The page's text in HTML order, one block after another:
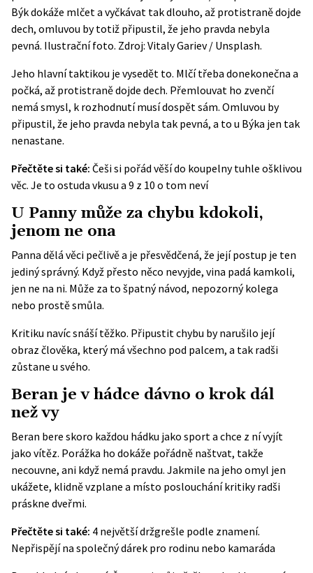
Býk dokáže mlčet a vyčkávat tak dlouho, až protistraně dojde
dech, omluvou by totiž připustil, že jeho pravda nebyla
pevná. Ilustrační foto. Zdroj: Vitaly Gariev / Unsplash.
Jeho hlavní taktikou je vysedět to. Mlčí třeba donekonečna a
počká, až protistraně dojde dech. Přemlouvat ho zvenčí
nemá smysl, k rozhodnutí musí dospět sám. Omluvou by
připustil, že jeho pravda nebyla tak pevná, a to u Býka jen tak
nenastane.
Přečtěte si také: Češi si pořád věší do koupelny tuhle ošklivou
věc. Je to ostuda vkusu a 9 z 10 o tom neví
U Panny může za chybu kdokoli,
jenom ne ona
Panna dělá věci pečlivě a je přesvědčená, že její postup je ten
jediný správný. Když přesto něco nevyjde, vina padá kamkoli,
jen ne na ni. Může za to špatný návod, nepozorný kolega
nebo prostě smůla.
Kritiku navíc snáší těžko. Připustit chybu by narušilo její
obraz člověka, který má všechno pod palcem, a tak radši
zůstane u svého.
Beran je v hádce dávno o krok dál
než vy
Beran bere skoro každou hádku jako sport a chce z ní vyjít
jako vítěz. Porážka ho dokáže pořádně naštvat, takže
necouvne, ani když nemá pravdu. Jakmile na jeho omyl jen
ukážete, klidně vzplane a místo poslouchání kritiky radši
práskne dveřmi.
Přečtěte si také: 4 největší držgrešle podle znamení.
Nepřispějí na společný dárek pro rodinu nebo kamaráda